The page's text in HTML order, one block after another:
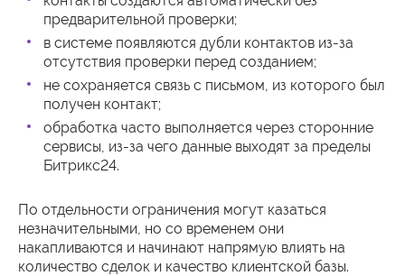
предварительной проверки;
в системе появляются дубли контактов из-за
отсутствия проверки перед созданием;
не сохраняется связь с письмом, из которого был
получен контакт;
обработка часто выполняется через сторонние
сервисы, из-за чего данные выходят за пределы
Битрикс24.
По отдельности ограничения могут казаться
незначительными, но со временем они
накапливаются и начинают напрямую влиять на
количество сделок и качество клиентской базы.